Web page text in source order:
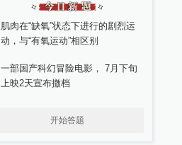
肌肉在“缺氧”状态下进行的剧烈运
动，与“有氧运动”相区别
一部国产科幻冒险电影， 7月下旬
上映2天宣布撤档
开始答题